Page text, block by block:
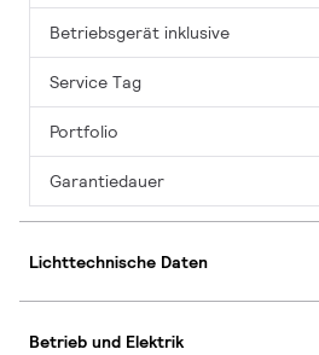
Betriebsgerät inklusive
Service Tag
Portfolio
Garantiedauer
Lichttechnische Daten
Betrieb und Elektrik